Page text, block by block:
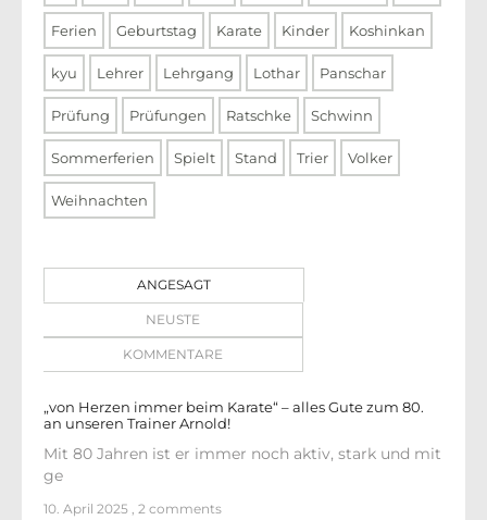
Ferien Geburtstag Karate Kinder Koshinkan
kyu Lehrer Lehrgang Lothar Panschar
Prüfung Prüfungen Ratschke Schwinn
Sommerferien Spielt Stand Trier Volker
Weihnachten
ANGESAGT
NEUSTE
KOMMENTARE
„von Herzen immer beim Karate“ – alles Gute zum 80.
an unseren Trainer Arnold!
Mit 80 Jahren ist er immer noch aktiv, stark und mit
ge
10. April 2025 2 comments